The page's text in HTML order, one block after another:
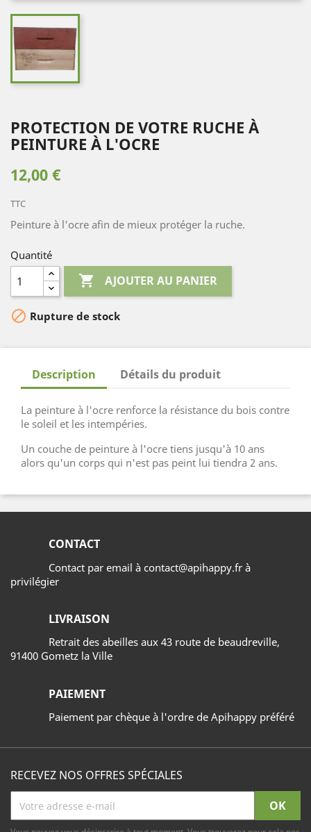
PROTECTION DE VOTRE RUCHE À
PEINTURE À L'OCRE
12,00 €
TTC
Peinture à l'ocre afin de mieux protéger la ruche.
Quantité
 AJOUTER AU PANIER
 Rupture de stock
Description Détails du produit
La peinture à l'ocre renforce la résistance du bois contre
le soleil et les intempéries.
Un couche de peinture à l'ocre tiens jusqu'à 10 ans
alors qu'un corps qui n'est pas peint lui tiendra 2 ans.
CONTACT
Contact par email à contact@apihappy.fr à
privilégier
LIVRAISON
Retrait des abeilles aux 43 route de beaudreville,
91400 Gometz la Ville
PAIEMENT
Paiement par chèque à l'ordre de Apihappy préféré
RECEVEZ NOS OFFRES SPÉCIALES